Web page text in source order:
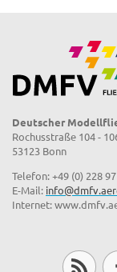
Deutscher
Rochusstraße 104 -
53123 Bonn
Telefon: +49 (0) 228
E-Mail:
Internet: